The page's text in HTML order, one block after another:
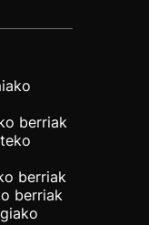
berriak
berriak
berriak